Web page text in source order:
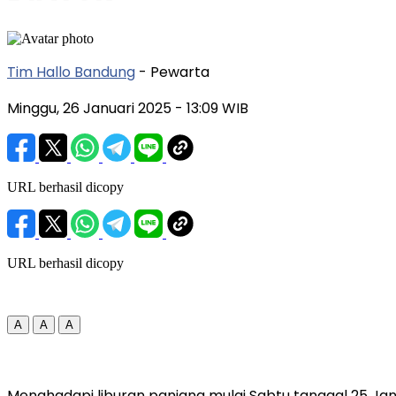
Tim Hallo Bandung - Pewarta
Minggu, 26 Januari 2025 - 13:09 WIB
URL berhasil dicopy
URL berhasil dicopy
A A A